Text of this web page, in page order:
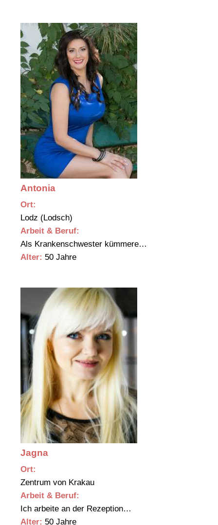
Antonia
Ort:
Lodz (Lodsch)
Arbeit & Beruf:
Als Krankenschwester kümmere…
Alter: 50 Jahre
Jagna
Ort:
Zentrum von Krakau
Arbeit & Beruf:
Ich arbeite an der Rezeption…
Alter: 50 Jahre